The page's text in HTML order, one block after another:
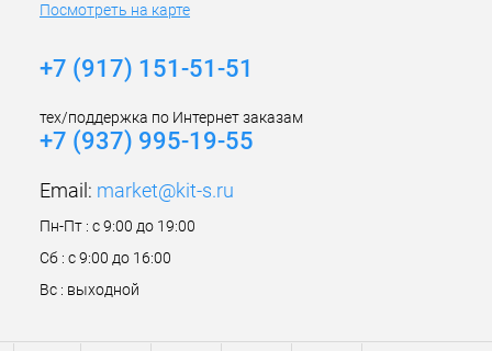
Посмотреть на карте
+7 (917) 151-51-51
тех/поддержка по Интернет заказам
+7 (937) 995-19-55
Email: market@kit-s.ru
Пн-Пт : с 9:00 до 19:00
Сб : с 9:00 до 16:00
Вс : выходной